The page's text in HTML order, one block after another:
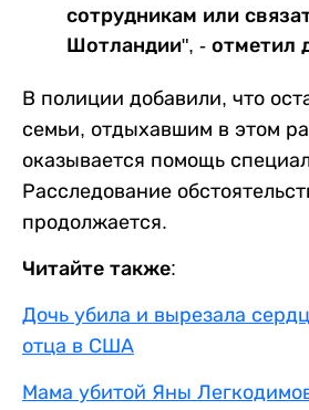
сотрудникам или
Шотландии", - отметил
В полиции добавили, что
семьи, отдыхавшим в этом
оказывается помощь
Расследование
продолжается.
Читайте также:
Дочь убила и вырезала
отца в США
Мама убитой Яны